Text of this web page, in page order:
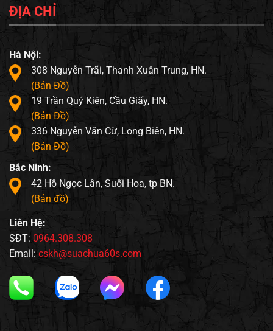
ĐỊA CHỈ
Hà Nội:
308 Nguyễn Trãi, Thanh Xuân Trung, HN.
(Bản Đồ)
19 Trần Quý Kiên, Cầu Giấy, HN.
(Bản Đồ)
336 Nguyễn Văn Cừ, Long Biên, HN.
(Bản Đồ)
Bắc Ninh:
42 Hồ Ngọc Lân, Suối Hoa, tp BN.
(Bản đồ)
Liên Hệ:
SĐT: 0964.308.308
Email: cskh@suachua60s.com